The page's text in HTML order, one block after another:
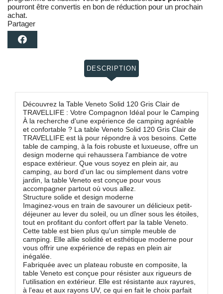
pourront être convertis en bon de réduction pour un prochain
achat.
Partager
DESCRIPTION
Découvrez la Table Veneto Solid 120 Gris Clair de
TRAVELLIFE : Votre Compagnon Idéal pour le Camping
À la recherche d'une expérience de camping agréable
et confortable ? La table Veneto Solid 120 Gris Clair de
TRAVELLIFE est là pour répondre à vos besoins. Cette
table de camping, à la fois robuste et luxueuse, offre un
design moderne qui rehaussera l'ambiance de votre
espace extérieur. Que vous soyez en plein air, au
camping, au bord d'un lac ou simplement dans votre
jardin, la table Veneto est conçue pour vous
accompagner partout où vous allez.
Structure solide et design moderne
Imaginez-vous en train de savourer un délicieux petit-
déjeuner au lever du soleil, ou un dîner sous les étoiles,
tout en profitant du confort offert par la table Veneto.
Cette table est bien plus qu'un simple meuble de
camping. Elle allie solidité et esthétique moderne pour
vous offrir une expérience de repas en plein air
inégalée.
Fabriquée avec un plateau robuste en composite, la
table Veneto est conçue pour résister aux rigueurs de
l'utilisation en extérieur. Elle est résistante aux rayures,
à l'eau et aux rayons UV, ce qui en fait le choix parfait